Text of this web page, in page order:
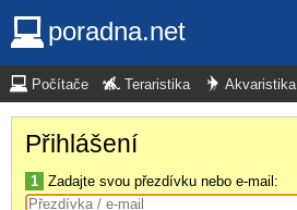
poradna.net
Počítače Teraristika Akvaristika
Přihlášení
1 Zadajte svou přezdívku nebo e-mail: